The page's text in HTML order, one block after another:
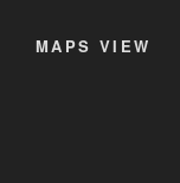
MAPS VIEW